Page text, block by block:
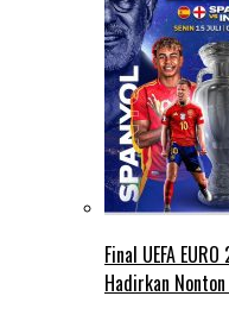
Final UEFA
Hadirkan